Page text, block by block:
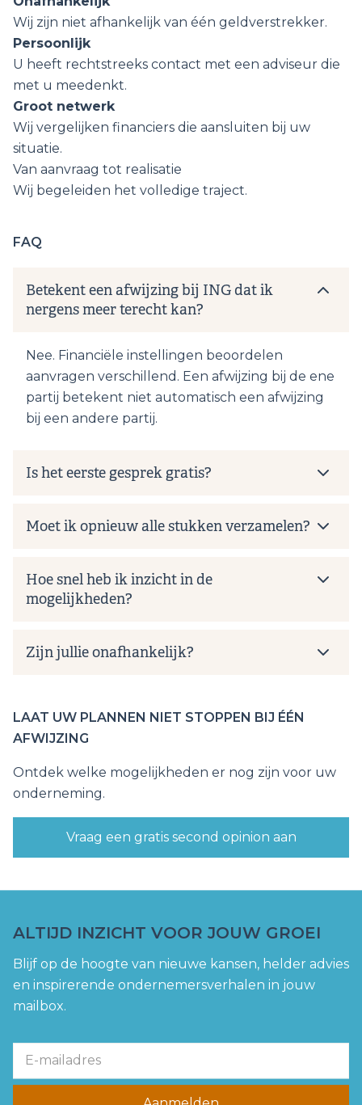
Wij zijn niet afhankelijk van één geldverstrekker.
Persoonlijk
U heeft rechtstreeks contact met een adviseur die
met u meedenkt.
Groot netwerk
Wij vergelijken financiers die aansluiten bij uw
situatie.
Van aanvraag tot realisatie
Wij begeleiden het volledige traject.
FAQ
Betekent een afwijzing bij ING dat ik
nergens meer terecht kan?
Nee. Financiële instellingen beoordelen
aanvragen verschillend. Een afwijzing bij de ene
partij betekent niet automatisch een afwijzing
bij een andere partij.
Is het eerste gesprek gratis?
Moet ik opnieuw alle stukken verzamelen?
Hoe snel heb ik inzicht in de
mogelijkheden?
Zijn jullie onafhankelijk?
LAAT UW PLANNEN NIET STOPPEN BIJ ÉÉN
AFWIJZING
Ontdek welke mogelijkheden er nog zijn voor uw
onderneming.
Vraag een gratis second opinion aan
ALTIJD INZICHT VOOR JOUW GROEI
Blijf op de hoogte van nieuwe kansen, helder advies
en inspirerende ondernemersverhalen in jouw
mailbox.